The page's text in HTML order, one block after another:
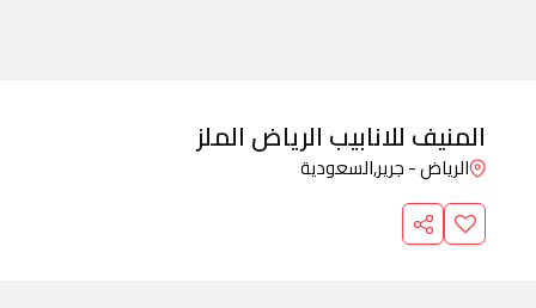
المنيف للانابيب الرياض الملز
الرياض - جرير,السعودية